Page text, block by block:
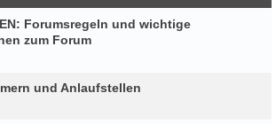
Forumsregeln und wichtige
zum Forum
und Anlaufstellen